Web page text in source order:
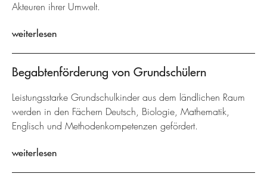
Akteuren ihrer Umwelt.
weiterlesen
Begabtenförderung von Grundschülern
Leistungsstarke Grundschulkinder aus dem ländlichen Raum
werden in den Fächern Deutsch, Biologie, Mathematik,
Englisch und Methodenkompetenzen gefördert.
weiterlesen